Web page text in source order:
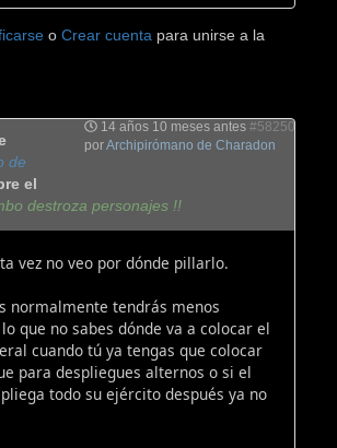
oCrear cuenta para unirse a la
14 años 10 meses antes #58250
porArchipirómano de Charadon
de
el
destroza personajes !!
vez no veo por dónde pillarlo.
normalmente tendrás menos
que no sabes dónde va a colocar el
cuando tú ya tengas que colocar
para despliegues alternos o si el
todo su ejército después ya no